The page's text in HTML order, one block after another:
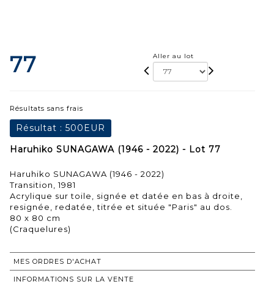
77 Aller au lot
Résultats sans frais
Résultat : 500EUR
Haruhiko SUNAGAWA (1946 - 2022) - Lot 77
Haruhiko SUNAGAWA (1946 - 2022)
Transition, 1981
Acrylique sur toile, signée et datée en bas à droite,
resignée, redatée, titrée et située "Paris" au dos.
80 x 80 cm
MES ORDRES D'ACHAT
INFORMATIONS SUR LA VENTE